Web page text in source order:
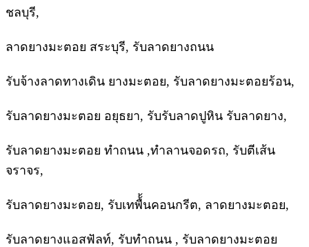
ชลบุรี,
ลาดยางมะตอย สระบุรี, รับลาดยางถนน
รับจ้างลาดทางเดิน ยางมะตอย, รับลาดยางมะตอยร้อน,
รับลาดยางมะตอย อยุธยา, รับรับลาดปูหิน รับลาดยาง,
รับลาดยางมะตอย ทำถนน ,ทำลานจอดรถ, รับตีเส้น
จราจร,
รับลาดยางมะตอย, รับเทพื้้นคอนกรีต, ลาดยางมะตอย,
รับลาดยางแอสฟัลท์, รับทำถนน , รับลาดยางมะตอย